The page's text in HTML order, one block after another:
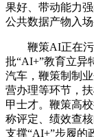
果好、带动能力
公共数据产物入场
鞭策AI正在污
批“AI+”教育立异
汽车，鞭策制制
营办理等环节，
甲士才。鞭策高
称评定、绩效查
支撑“AI+”步履的